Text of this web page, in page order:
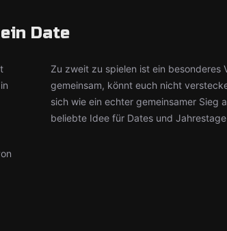
Date
Zu zweit zu spielen ist ein besonderes
gemeinsam, könnt euch nicht
sich wie ein echter gemeinsamer Sieg
beliebte Idee für Dates und